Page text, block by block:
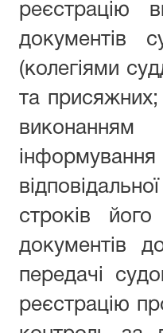
реєстрацію
документів
(колегіями
та присяжних;
виконанням
строків
документів
передачі
реєстрацію